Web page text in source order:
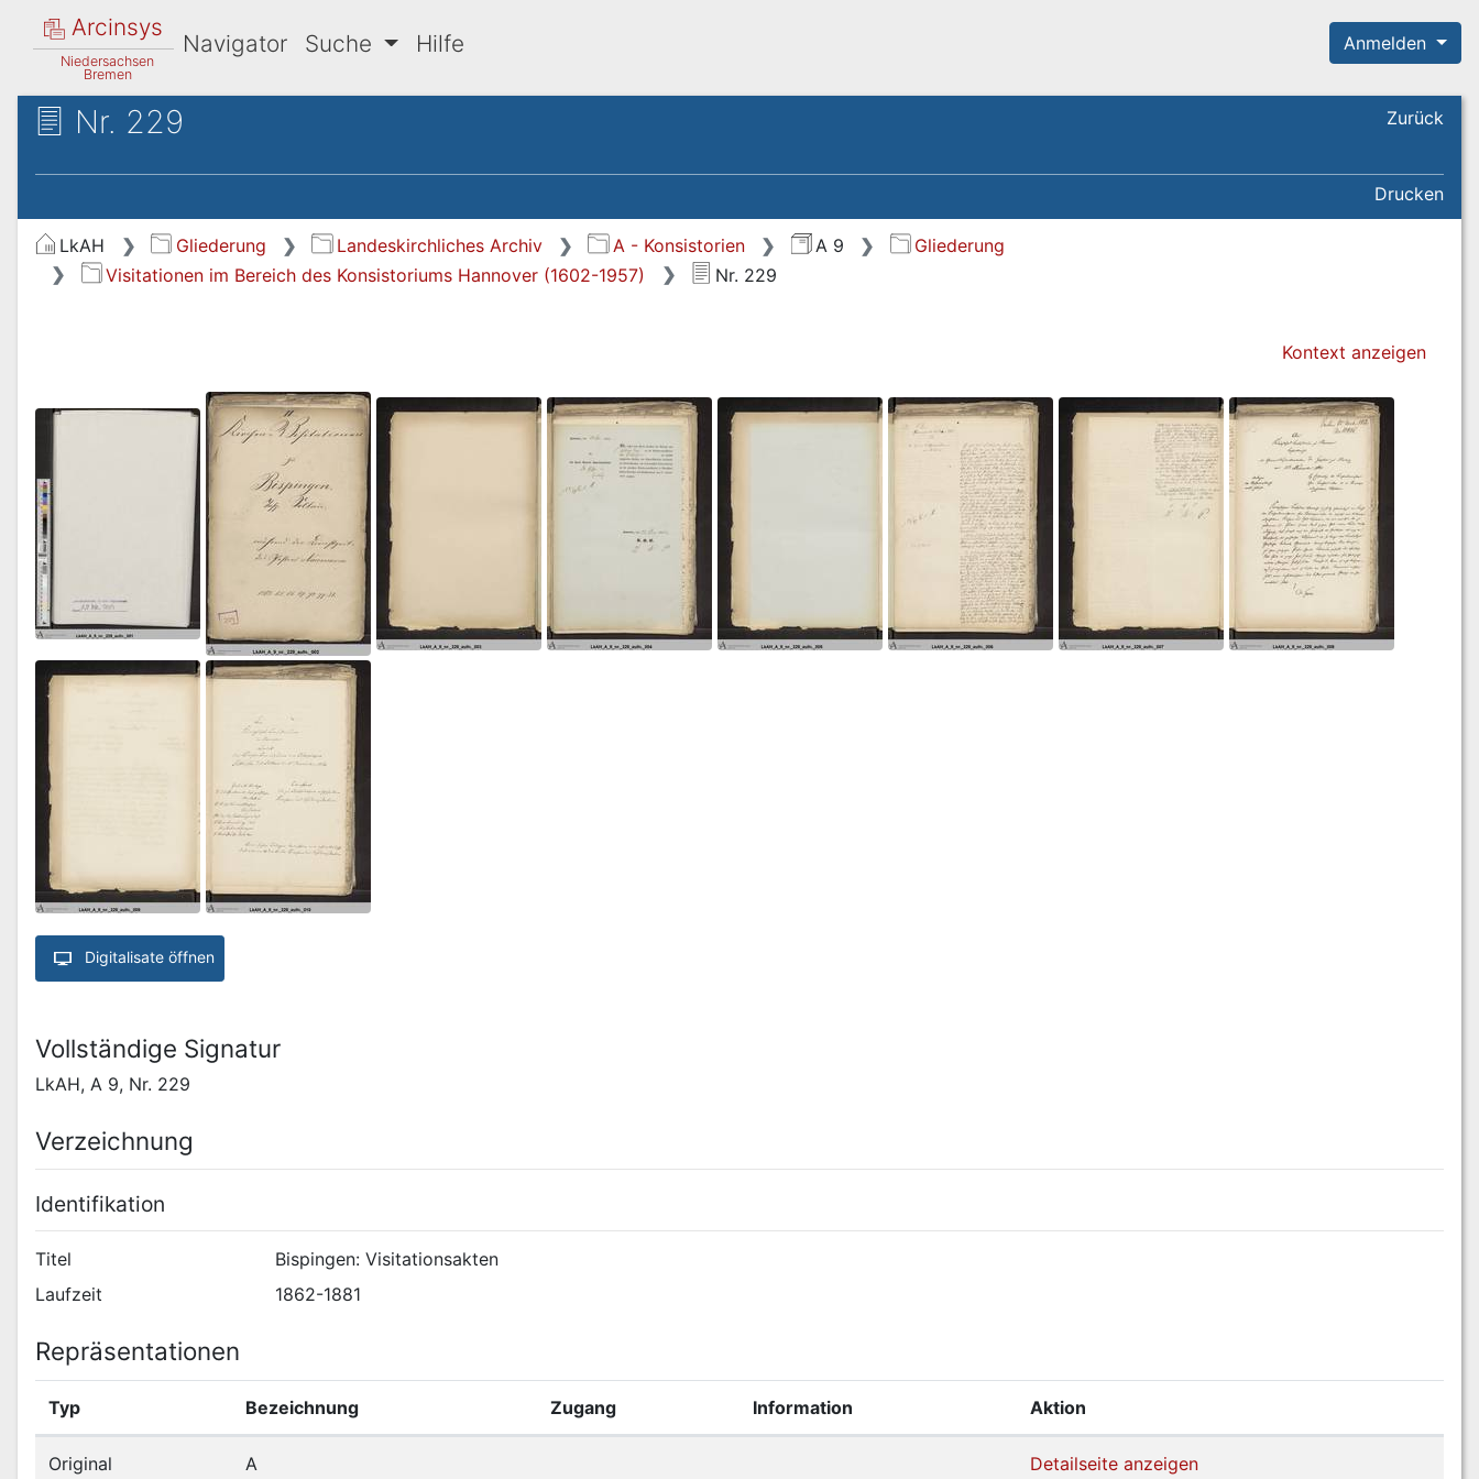
Arcinsys
Niedersachsen
Bremen
Navigator Suche Hilfe Anmelden
Nr. 229 Zurück
Drucken
LkAH Gliederung Landeskirchliches Archiv A - Konsistorien A 9
Gliederung
Visitationen im Bereich des Konsistoriums Hannover (1602-1957)
Nr. 229
Kontext anzeigen
Digitalisate öffnen
Vollständige Signatur
LkAH, A 9, Nr. 229
Verzeichnung
Identifikation
Titel
Bispingen: Visitationsakten
Laufzeit
1862-1881
Repräsentationen
Typ Bezeichnung Zugang Information Aktion
Original A Detailseite anzeigen